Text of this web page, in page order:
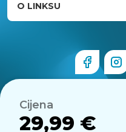
Cijena
29,99 €
O LINKSU